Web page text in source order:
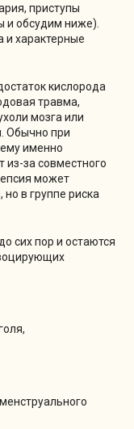
приступы
и обсудим ниже).
характерные
кислорода
травма,
мозга или
Обычно при
именно
из-за совместного
может
в группе риска
сих пор и остаются